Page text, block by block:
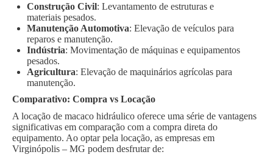
Construção Civil: Levantamento de estruturas e
materiais pesados.
Manutenção Automotiva: Elevação de veículos para
reparos e manutenção.
Indústria: Movimentação de máquinas e equipamentos
pesados.
Agricultura: Elevação de maquinários agrícolas para
manutenção.
Comparativo: Compra vs Locação
A locação de macaco hidráulico oferece uma série de vantagens
significativas em comparação com a compra direta do
equipamento. Ao optar pela locação, as empresas em
Virginópolis – MG podem desfrutar de: